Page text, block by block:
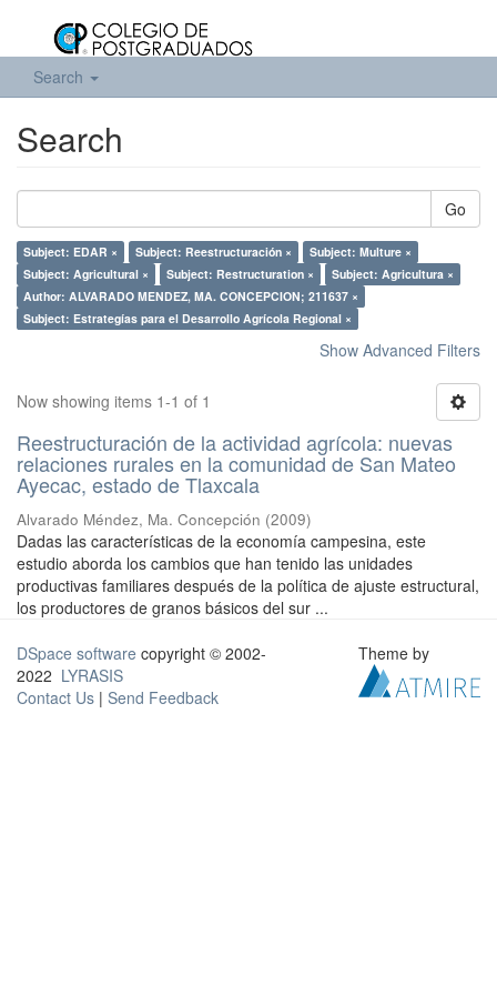
Search
Search
Go
Subject: EDAR × Subject: Reestructuración ×
Subject: Multure ×
Subject: Agricultural ×
Subject: Restructuration ×
Subject: Agricultura ×
Author: ALVARADO MENDEZ, MA. CONCEPCION; 211637 ×
Subject: Estrategías para el Desarrollo Agrícola Regional ×
Show Advanced Filters
Now showing items 1-1 of 1
Reestructuración de la actividad agrícola: nuevas
relaciones rurales en la comunidad de San Mateo
Ayecac, estado de Tlaxcala
Alvarado Méndez, Ma. Concepción (2009)
Dadas las características de la economía campesina, este
estudio aborda los cambios que han tenido las unidades
productivas familiares después de la política de ajuste estructural,
los productores de granos básicos del sur ...
DSpace software copyright © 2002-
2022 LYRASIS
Contact Us | Send Feedback
Theme by